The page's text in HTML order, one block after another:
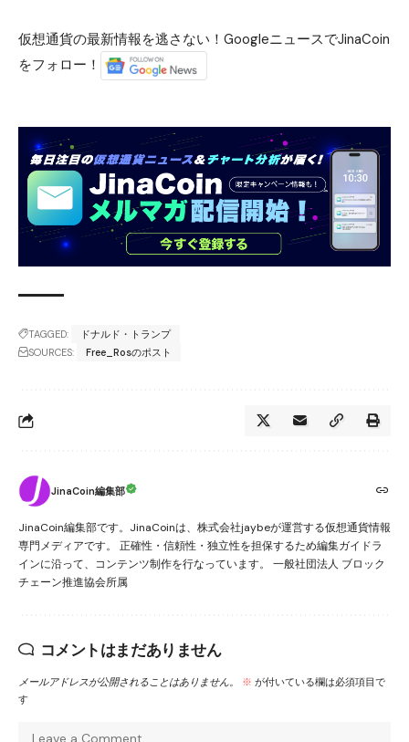
仮想通貨の最新情報を逃さない！GoogleニュースでJinaCoin
をフォロー！
TAGGED:
ドナルド・トランプ
SOURCES:
Free_Rosのポスト
JinaCoin編集部
JinaCoin編集部です。JinaCoinは、株式会社jaybeが運営する仮想通貨情報
専門メディアです。 正確性・信頼性・独立性を担保するため編集ガイドラ
インに沿って、コンテンツ制作を行なっています。 一般社団法人 ブロック
チェーン推進協会所属
コメントはまだありません
メールアドレスが公開されることはありません。 ※ が付いている欄は必須項目で
す